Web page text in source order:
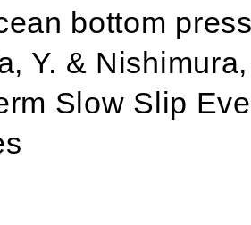
bottom
Y. &
Slow Slip